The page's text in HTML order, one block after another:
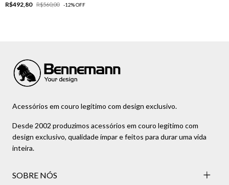
R$492,80
R$560,00 -12%OFF
Acessórios em couro legítimo com design exclusivo.
Desde 2002 produzimos acessórios em couro legítimo com
design exclusivo, qualidade ímpar e feitos para durar uma vida
inteira.
SOBRE NÓS